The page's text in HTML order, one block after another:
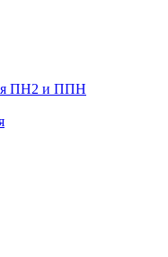
ПН2 и ППН